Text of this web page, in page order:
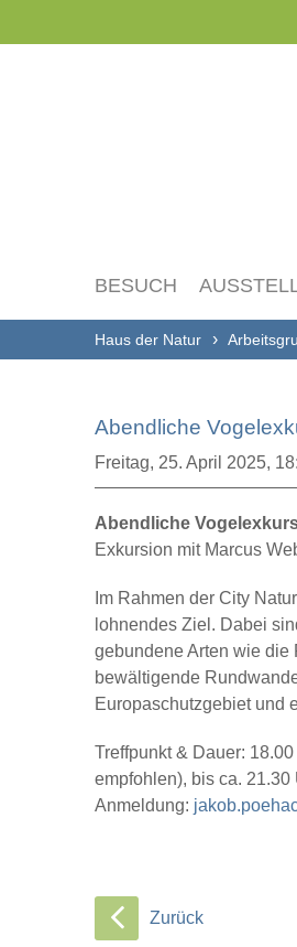
BESUCH
Haus der Natur
Abendliche
Freitag, 25. April 2025,
Abendliche
Exkursion mit Marcus
Im Rahmen der City
lohnendes Ziel. Dabei
gebundene Arten wie die
bewältigende
Europaschutzgebiet und
Treffpunkt & Dauer:
empfohlen), bis ca. 21.30
Anmeldung:
Zurück